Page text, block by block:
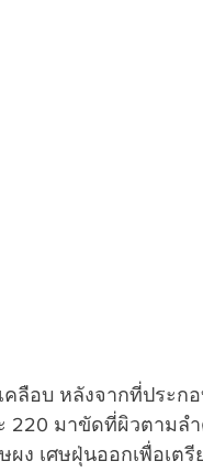
ลือบ หลังจากที่ประก
220 มาขัดที่ผิวตาม
ง เศษฝุ่นออกเพื่อเต